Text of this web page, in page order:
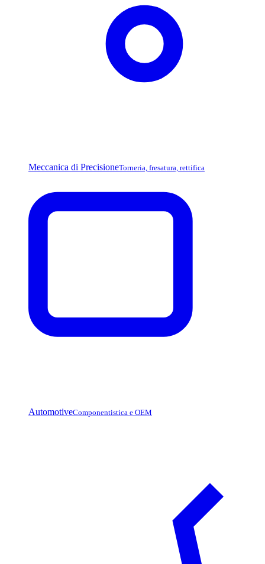
Meccanica di PrecisioneTorneria, fresatura, rettifica
AutomotiveComponentistica e OEM